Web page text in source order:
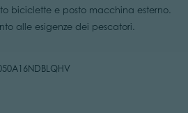
biciclette e posto macchina esterno.
alle esigenze dei pescatori.